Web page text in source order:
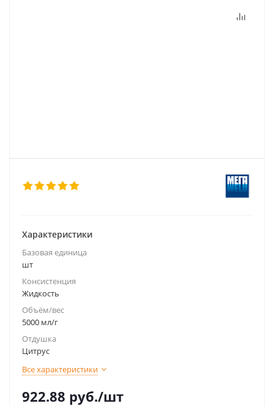
Характеристики
Базовая единица
шт
Консистенция
Жидкость
Объём/вес
5000 мл/г
Отдушка
Цитрус
Все характеристики
922.88 руб./шт